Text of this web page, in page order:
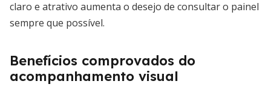
claro e atrativo aumenta o desejo de consultar o painel
sempre que possível.
Benefícios comprovados do
acompanhamento visual